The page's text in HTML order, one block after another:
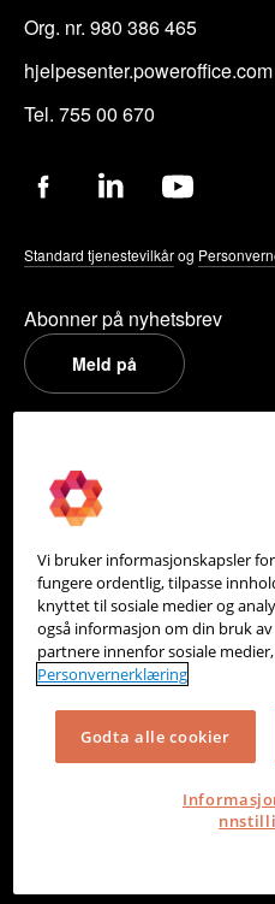
Org. nr. 980 386 465
hjelpesenter.poweroffice.com
Tel. 755 00 670
Standard tjenestevilkårog
Abonner på nyhetsbrev
Meld på
Om oss
Partneroversikt
Integrasjoner
Hjelpesenter
Kontakt oss
Personvern
Informasjonskapsler
Vi bruker informasjonskapsler
fungere ordentlig, tilpasse
knyttet til sosiale medier og
også informasjon om din bruk
partnere innenfor sosiale
Personvernerklæring
Godta alle cookier